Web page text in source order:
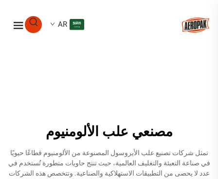
AR
مصنعي علب الألومنيوم
تمثل شركات تصنيع علب الأيروسول المصنوعة من الألومنيوم قطاعًا حيويًا
في صناعة التعبئة والتغليف العالمية، حيث تنتج حاويات متطورة تُستخدم في
عدد لا يحصى من التطبيقات الاستهلاكية والصناعية. وتتخصص هذه الشركات